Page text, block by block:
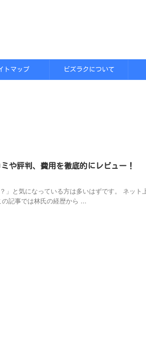
トマップ ビズラクについて
や評判、費用を徹底的にレビュー！
」と気になっている方は多いはずです。 ネット
記事では林氏の経歴から ...